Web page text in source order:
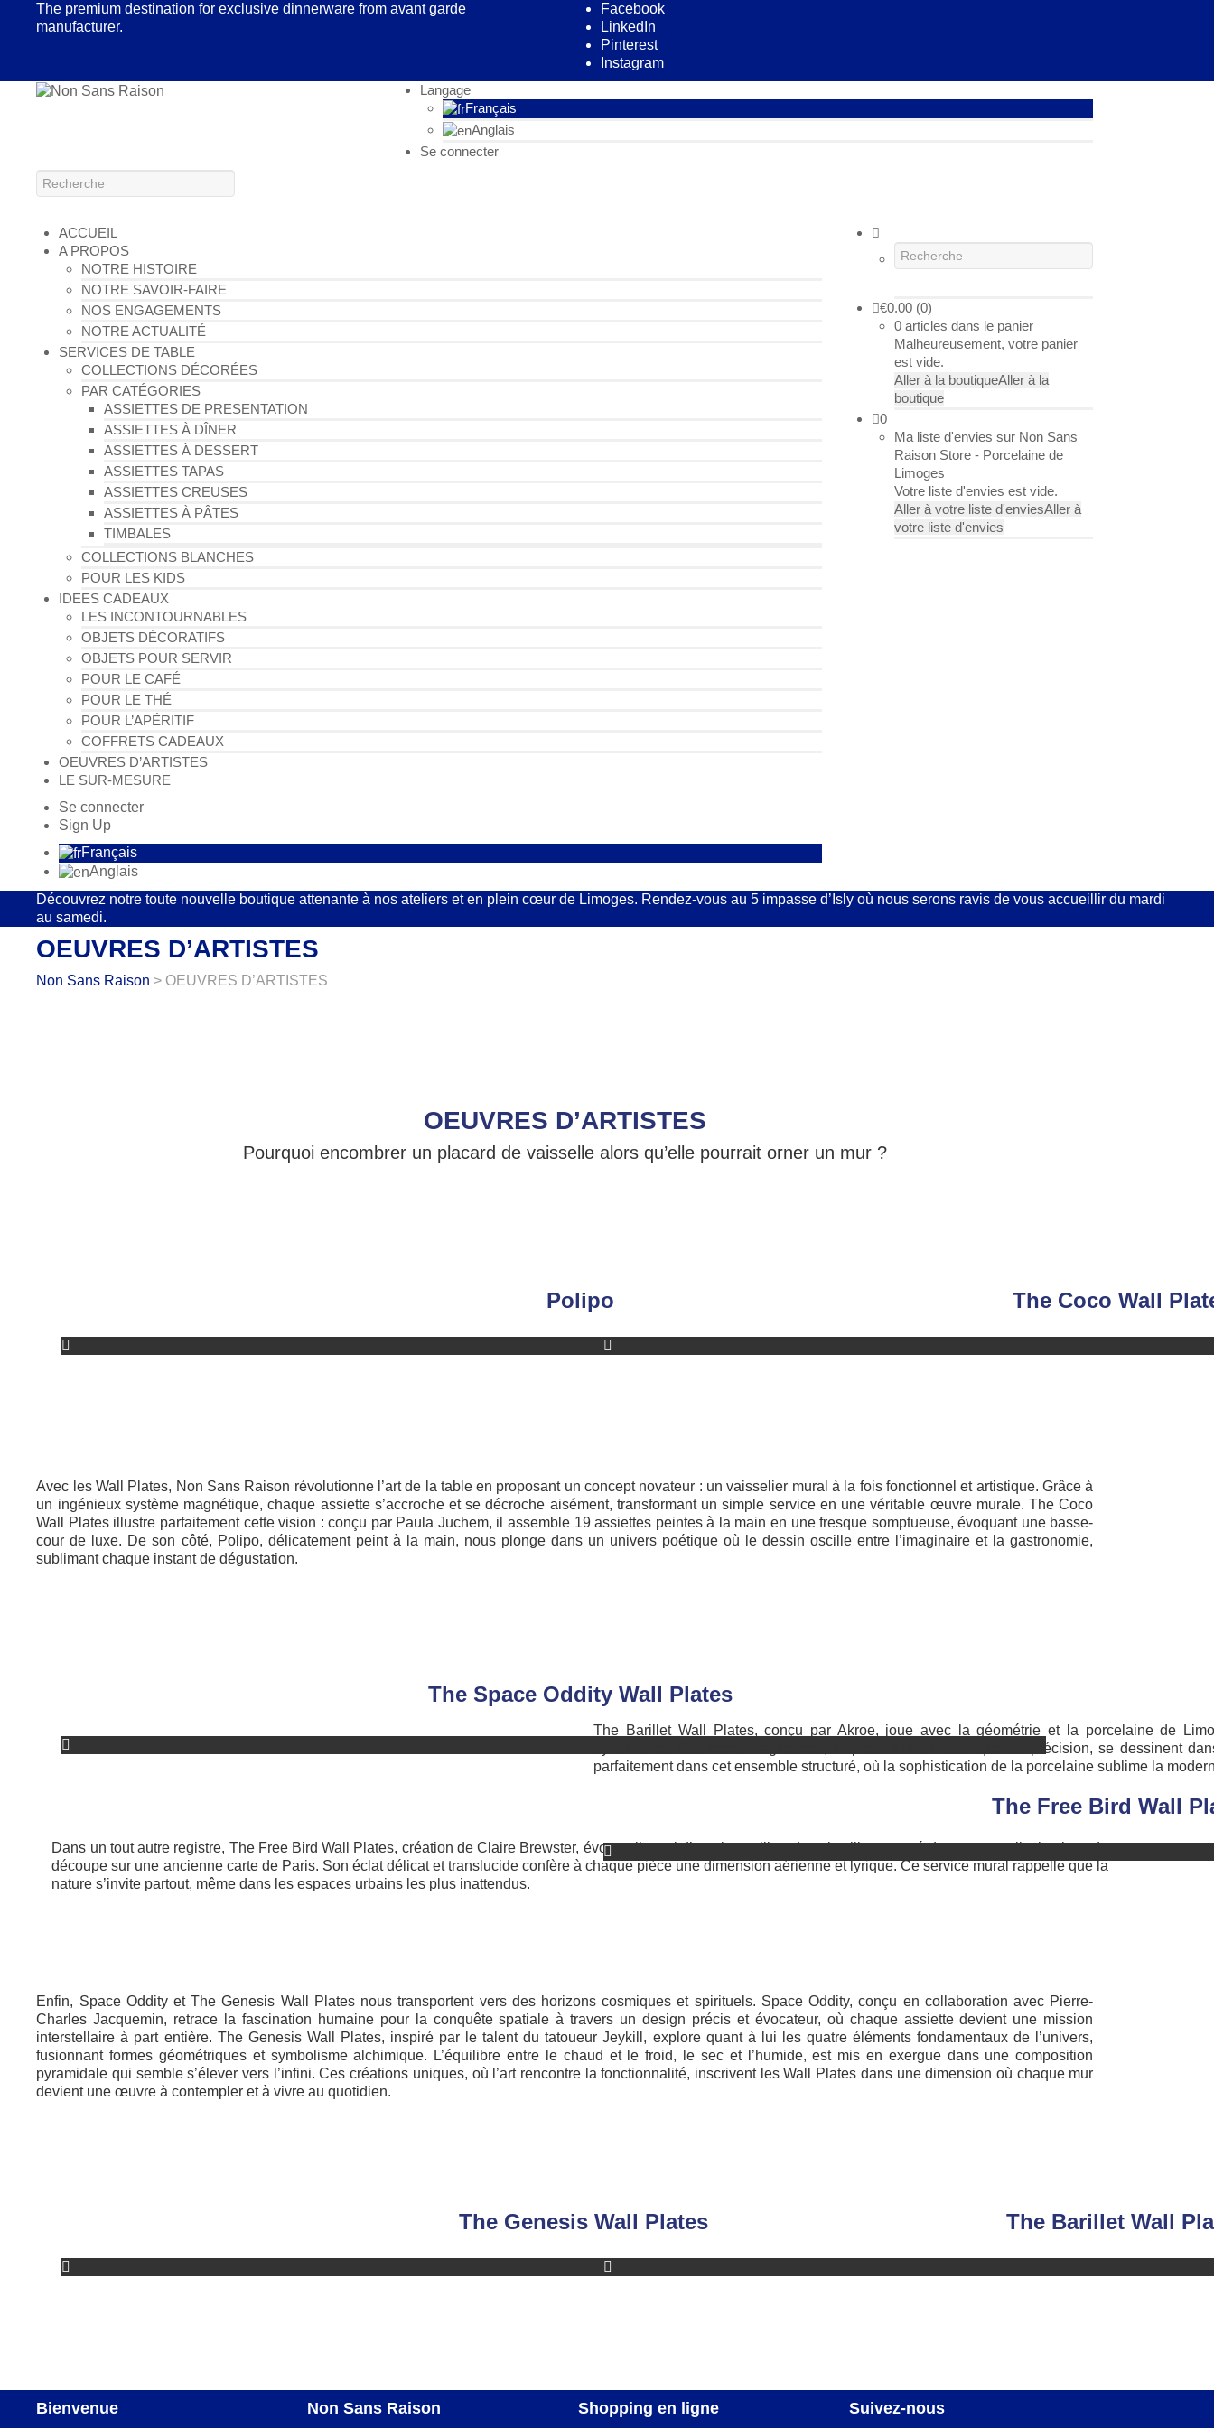
The premium destination for exclusive dinnerware from avant garde
manufacturer.
Facebook
LinkedIn
Pinterest
Instagram
Langage
Français
Anglais
Se connecter
ACCUEIL
A PROPOS
NOTRE HISTOIRE
NOTRE SAVOIR-FAIRE
NOS ENGAGEMENTS
NOTRE ACTUALITÉ
SERVICES DE TABLE
COLLECTIONS DÉCORÉES
PAR CATÉGORIES
ASSIETTES DE PRESENTATION
ASSIETTES À DÎNER
ASSIETTES À DESSERT
ASSIETTES TAPAS
ASSIETTES CREUSES
ASSIETTES À PÂTES
TIMBALES
COLLECTIONS BLANCHES
POUR LES KIDS
IDEES CADEAUX
LES INCONTOURNABLES
OBJETS DÉCORATIFS
OBJETS POUR SERVIR
POUR LE CAFÉ
POUR LE THÉ
POUR L’APÉRITIF
COFFRETS CADEAUX
OEUVRES D’ARTISTES
LE SUR-MESURE
Se connecter
Sign Up
Français
Anglais
€0.00 (0)
0 articles dans le panier
Malheureusement, votre panier
est vide.
Aller à la boutiqueAller à la
boutique
0
Ma liste d'envies sur Non Sans
Raison Store - Porcelaine de
Limoges
Votre liste d'envies est vide.
Aller à votre liste d'enviesAller à
votre liste d'envies
Découvrez notre toute nouvelle boutique attenante à nos ateliers et en plein cœur de Limoges. Rendez-vous au 5 impasse d’Isly où nous serons ravis de vous accueillir du mardi
au samedi.
OEUVRES D’ARTISTES
Non Sans Raison > OEUVRES D’ARTISTES
OEUVRES D’ARTISTES
Pourquoi encombrer un placard de vaisselle alors qu’elle pourrait orner un mur ?
Polipo The Coco Wall
Avec les Wall Plates, Non Sans Raison révolutionne l’art de la table en proposant un concept novateur : un vaisselier mural à la fois fonctionnel et artistique. Grâce à
un ingénieux système magnétique, chaque assiette s’accroche et se décroche aisément, transformant un simple service en une véritable œuvre murale. The Coco
Wall Plates illustre parfaitement cette vision : conçu par Paula Juchem, il assemble 19 assiettes peintes à la main en une fresque somptueuse, évoquant une basse-
cour de luxe. De son côté, Polipo, délicatement peint à la main, nous plonge dans un univers poétique où le dessin oscille entre l’imaginaire et la gastronomie,
sublimant chaque instant de dégustation.
The Space Oddity Wall Plates
The Barillet Wall Plates, conçu par Akroe, joue avec la géométrie et la porcelaine de
dynamisme. Ses motifs fragmentés, inspirés d’une mécanique de précision, se dessinent
parfaitement dans cet ensemble structuré, où la sophistication de la porcelaine sublime la
Dans un tout autre registre, The Free Bird Wall Plates, création de Claire Brewster, évoque l’envol d’un oiseau libre dans la ville, capturé dans un travail minutieux de
découpe sur une ancienne carte de Paris. Son éclat délicat et translucide confère à chaque pièce une dimension aérienne et lyrique. Ce service mural rappelle que la
nature s’invite partout, même dans les espaces urbains les plus inattendus.
The Free Bird Wall P
Enfin, Space Oddity et The Genesis Wall Plates nous transportent vers des horizons cosmiques et spirituels. Space Oddity, conçu en collaboration avec Pierre-
Charles Jacquemin, retrace la fascination humaine pour la conquête spatiale à travers un design précis et évocateur, où chaque assiette devient une mission
interstellaire à part entière. The Genesis Wall Plates, inspiré par le talent du tatoueur Jeykill, explore quant à lui les quatre éléments fondamentaux de l’univers,
fusionnant formes géométriques et symbolisme alchimique. L’équilibre entre le chaud et le froid, le sec et l’humide, est mis en exergue dans une composition
pyramidale qui semble s’élever vers l’infini. Ces créations uniques, où l’art rencontre la fonctionnalité, inscrivent les Wall Plates dans une dimension où chaque mur
devient une œuvre à contempler et à vivre au quotidien.
The Genesis Wall Plates The Barillet Wall
Bienvenue Non Sans Raison Shopping en ligne Suivez-nous